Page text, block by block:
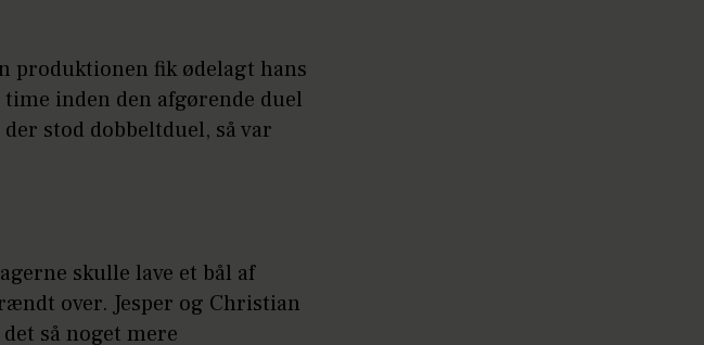
produktionen fik ødelagt hans
inden den afgørende duel
stod dobbeltduel, så var
skulle lave et bål af
over. Jesper og Christian
så noget mere